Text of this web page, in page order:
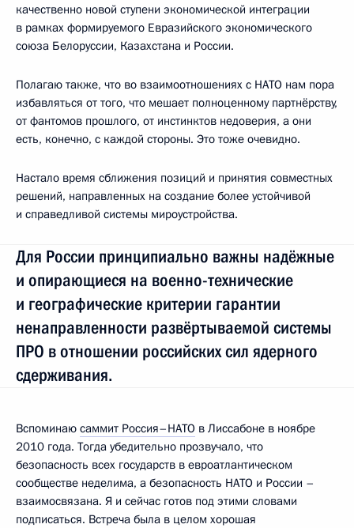
качественно новой ступени экономической интеграции
в рамках формируемого Евразийского экономического
союза Белоруссии, Казахстана и России.
Полагаю также, что во взаимоотношениях с НАТО нам пора
избавляться от того, что мешает полноценному партнёрству,
от фантомов прошлого, от инстинктов недоверия, а они
есть, конечно, с каждой стороны. Это тоже очевидно.
Настало время сближения позиций и принятия совместных
решений, направленных на создание более устойчивой
и справедливой системы мироустройства.
Для России принципиально важны надёжные
и опирающиеся на военно-технические
и географические критерии гарантии
ненаправленности развёртываемой системы
ПРО в отношении российских сил ядерного
сдерживания.
Вспоминаю саммит Россия–НАТО в Лиссабоне в ноябре
2010 года. Тогда убедительно прозвучало, что
безопасность всех государств в евроатлантическом
сообществе неделима, а безопасность НАТО и России –
взаимосвязана. Я и сейчас готов под этими словами
подписаться. Встреча была в целом хорошая